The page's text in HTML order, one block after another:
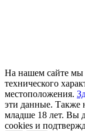
На нашем сайте мы
технического
местоположения.
эти данные. Также
младше 18 лет. Вы
cookies и